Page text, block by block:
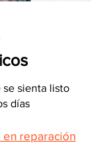
se sienta listo
días
en reparación